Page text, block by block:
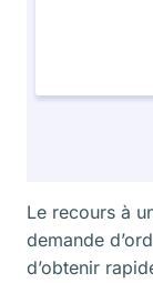
Le recours à
demande
d’obtenir